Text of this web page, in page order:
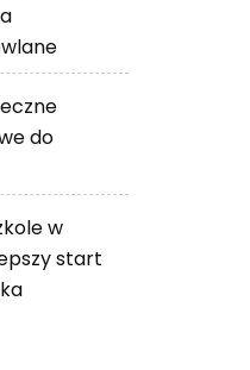
do
w
start